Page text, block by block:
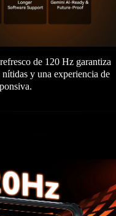
de 120 Hz garantiza
y una experiencia de